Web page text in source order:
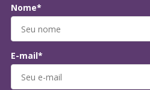
Nome*
E-mail*